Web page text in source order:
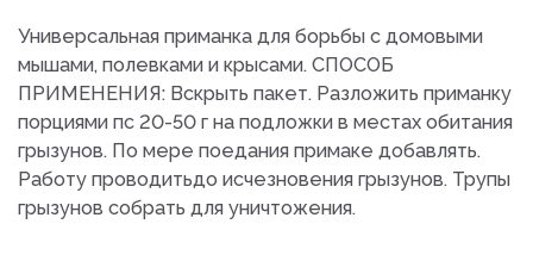
Универсальная приманка для борьбы с домовыми
мышами, полевками и крысами. СПОСОБ
ПРИМЕНЕНИЯ: Вскрыть пакет. Разложить приманку
порциями пс 20-50 г на подложки в местах обитания
грызунов. По мере поедания примаке добавлять.
Работу проводитьдо исчезновения грызунов. Трупы
грызунов собрать для уничтожения.